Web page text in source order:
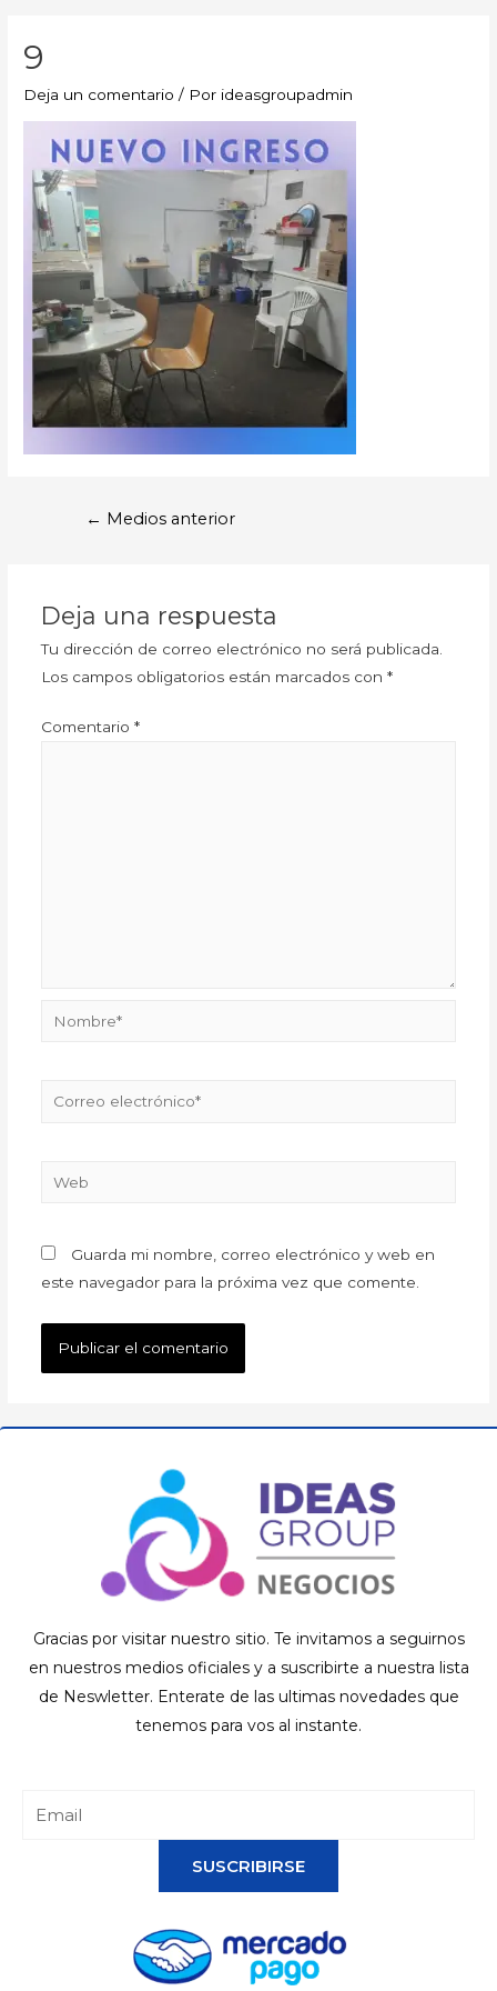
9
Deja un comentario / Por ideasgroupadmin
← Medios anterior
Deja una respuesta
Tu dirección de correo electrónico no será publicada.
Los campos obligatorios están marcados con *
Comentario *
Guarda mi nombre, correo electrónico y web en
este navegador para la próxima vez que comente.
Gracias por visitar nuestro sitio. Te invitamos a seguirnos
en nuestros medios oficiales y a suscribirte a nuestra lista
de Neswletter. Enterate de las ultimas novedades que
tenemos para vos al instante.
SUSCRIBIRSE